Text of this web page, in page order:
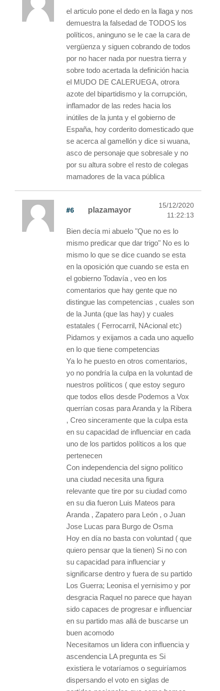
el articulo pone el dedo en la llaga y nos
demuestra la falsedad de TODOS los
políticos, aninguno se le cae la cara de
vergüenza y siguen cobrando de todos
por no hacer nada por nuestra tierra y
sobre todo acertada la definición hacia
el MUDO DE CALERUEGA, otrora
azote del bipartidismo y la corrupción,
inflamador de las redes hacia los
inútiles de la junta y el gobierno de
España, hoy corderito domesticado que
se acerca al gamellón y dice si wuana,
asco de personaje que sobresale y no
por su altura sobre el resto de colegas
mamadores de la vaca pública
#6 plazamayor
15/12/2020
11:22:13
Bien decía mi abuelo "Que no es lo
mismo predicar que dar trigo" No es lo
mismo lo que se dice cuando se esta
en la oposición que cuando se esta en
el gobierno Todavía , veo en los
comentarios que hay gente que no
distingue las competencias , cuales son
de la Junta (que las hay) y cuales
estatales ( Ferrocarril, NAcional etc)
Pidamos y exijamos a cada uno aquello
en lo que tiene competencias
Ya lo he puesto en otros comentarios,
yo no pondría la culpa en la voluntad de
nuestros políticos ( que estoy seguro
que todos ellos desde Podemos a Vox
querrían cosas para Aranda y la Ribera
, Creo sinceramente que la culpa esta
en su capacidad de influenciar en cada
uno de los partidos políticos a los que
pertenecen
Con independencia del signo político
una ciudad necesita una figura
relevante que tire por su ciudad como
en su dia fueron Luis Mateos para
Aranda , Zapatero para León , o Juan
Jose Lucas para Burgo de Osma
Hoy en día no basta con voluntad ( que
quiero pensar que la tienen) Si no con
su capacidad para influenciar y
significarse dentro y fuera de su partido
Los Guerra; Leonisa el yernisimo y por
desgracia Raquel no parece que hayan
sido capaces de progresar e influenciar
en su partido mas allá de buscarse un
buen acomodo
Necesitamos un lidera con influencia y
ascendencia LA pregunta es Si
existiera le votaríamos o seguiríamos
dispersando el voto en siglas de